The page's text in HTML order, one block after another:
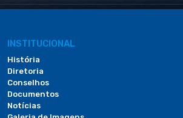
INSTITUCIONAL
História
Diretoria
Conselhos
Documentos
Notícias